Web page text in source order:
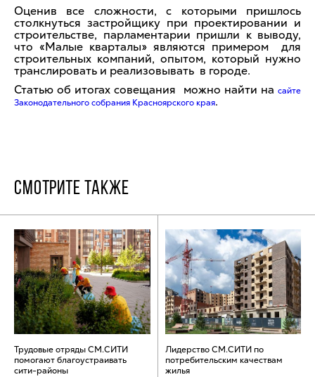
Оценив все сложности, с которыми пришлось
столкнуться застройщику при проектировании и
строительстве, парламентарии пришли к выводу,
что «Малые кварталы» являются примером для
строительных компаний, опытом, который нужно
транслировать и реализовывать в городе.
Статью об итогах совещания можно найти на сайте
Законодательного собрания Красноярского края.
СМОТРИТЕ ТАКЖЕ
Трудовые отряды СМ.СИТИ
помогают благоустраивать
сити-районы
Лидерство СМ.СИТИ по
потребительским качествам
жилья